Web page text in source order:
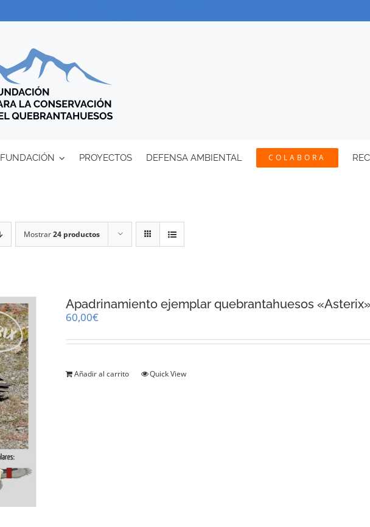
FUNDACIÓN PROYECTOS DEFENSA AMBIENTAL COLABORA
Mostrar24 productos
Apadrinamiento ejemplar quebrantahuesos
60,00€
Añadir al carrito Quick View